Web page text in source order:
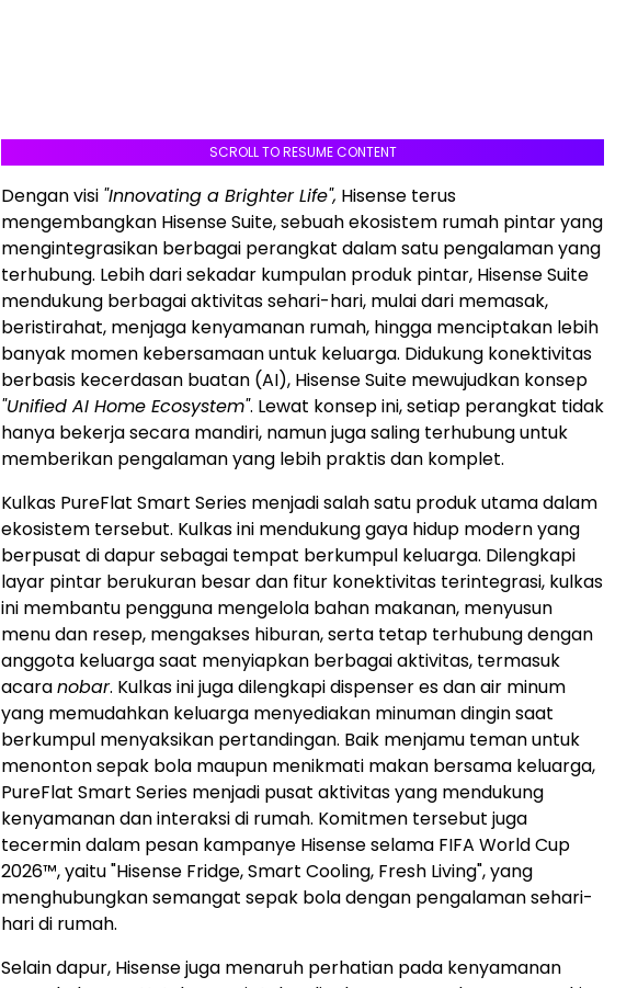
SCROLL TO RESUME CONTENT
Dengan visi "Innovating a Brighter Life", Hisense terus
mengembangkan Hisense Suite, sebuah ekosistem rumah pintar yang
mengintegrasikan berbagai perangkat dalam satu pengalaman yang
terhubung. Lebih dari sekadar kumpulan produk pintar, Hisense Suite
mendukung berbagai aktivitas sehari-hari, mulai dari memasak,
beristirahat, menjaga kenyamanan rumah, hingga menciptakan lebih
banyak momen kebersamaan untuk keluarga. Didukung konektivitas
berbasis kecerdasan buatan (AI), Hisense Suite mewujudkan konsep
"Unified AI Home Ecosystem". Lewat konsep ini, setiap perangkat tidak
hanya bekerja secara mandiri, namun juga saling terhubung untuk
memberikan pengalaman yang lebih praktis dan komplet.
Kulkas PureFlat Smart Series menjadi salah satu produk utama dalam
ekosistem tersebut. Kulkas ini mendukung gaya hidup modern yang
berpusat di dapur sebagai tempat berkumpul keluarga. Dilengkapi
layar pintar berukuran besar dan fitur konektivitas terintegrasi, kulkas
ini membantu pengguna mengelola bahan makanan, menyusun
menu dan resep, mengakses hiburan, serta tetap terhubung dengan
anggota keluarga saat menyiapkan berbagai aktivitas, termasuk
acaranobar. Kulkas ini juga dilengkapi dispenser es dan air minum
yang memudahkan keluarga menyediakan minuman dingin saat
berkumpul menyaksikan pertandingan. Baik menjamu teman untuk
menonton sepak bola maupun menikmati makan bersama keluarga,
PureFlat Smart Series menjadi pusat aktivitas yang mendukung
kenyamanan dan interaksi di rumah. Komitmen tersebut juga
tecermin dalam pesan kampanye Hisense selama FIFA World Cup
2026™, yaitu "Hisense Fridge, Smart Cooling, Fresh Living", yang
menghubungkan semangat sepak bola dengan pengalaman sehari-
hari di rumah.
Selain dapur, Hisense juga menaruh perhatian pada kenyamanan